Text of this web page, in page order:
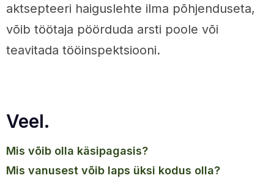
aktsepteeri haiguslehte ilma põhjenduseta,
võib töötaja pöörduda arsti poole või
teavitada tööinspektsiooni.
Veel.
mis võib olla käsipagasis?
mis vanusest võib laps üksi kodus olla?